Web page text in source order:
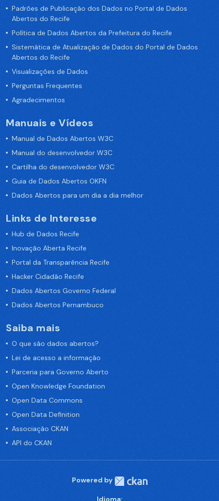
Padrões de Publicação dos Dados no Portal de Dados
Abertos do Recife
Política de Dados Abertos da Prefeitura do Recife
Sistemática de Atualização de Dados do Portal de Dados
Abertos do Recife
Visualizações de Dados
Perguntas Frequentes
Agradecimentos
Manuais e Vídeos
Manual de Dados Abertos W3C
Manual do desenvolvedor W3C
Cartilha do desenvolvedor W3C
Guia de Dados Abertos OKFN
Dados Abertos para um dia a dia melhor
Links de Interesse
Hub de Dados Recife
Inovação Aberta Recife
Portal da Transparência Recife
Hacker Cidadão Recife
Dados Abertos Governo Federal
Dados Abertos Pernambuco
Saiba mais
O que são dados abertos?
Lei de acesso a informação
Parceria para Governo Aberto
Open Knowledge Foundation
Open Data Commons
Open Data Definition
Associação CKAN
API do CKAN
Powered by
Idioma